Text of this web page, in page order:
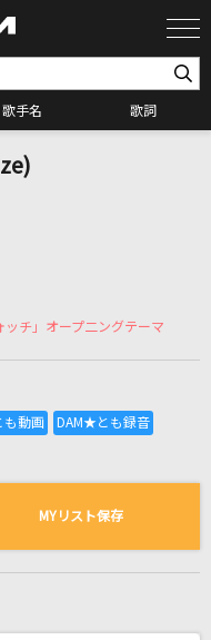
歌手名 歌詞
ト
る曲の一覧
チ」オープ二ングテーマ
MYリスト保存